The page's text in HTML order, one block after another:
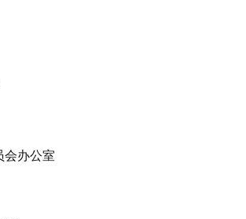
会办公室